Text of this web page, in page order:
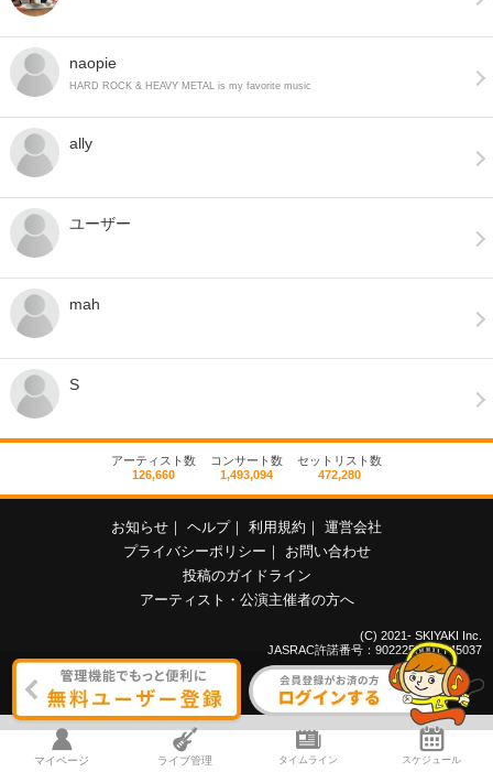
naopie
HARD ROCK & HEAVY METAL is my favorite music ︎
ally
ユーザー
mah
S
アーティスト数
126,660
コンサート数
1,493,094
セットリスト数
472,280
お知らせ ｜ ヘルプ｜ 利用規約 ｜ 運営会社
プライバシーポリシー ｜
お問い合わせ
投稿のガイドライン
アーティスト・公演主催者の方へ
(C) 2021- SKIYAKI Inc.
JASRAC許諾番号：9022255001Y45037
マイページ ライブ管理 タイムライン スケジュール